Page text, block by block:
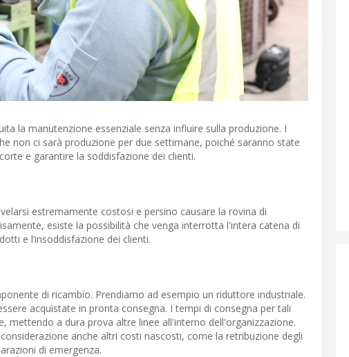
la manutenzione essenziale senza influire sulla produzione. I
non ci sarà produzione per due settimane, poiché saranno state
e garantire la soddisfazione dei clienti.
estremamente costosi e persino causare la rovina di
esiste la possibilità che venga interrotta l'intera catena di
e l’insoddisfazione dei clienti.
di ricambio. Prendiamo ad esempio un riduttore industriale.
acquistate in pronta consegna. I tempi di consegna per tali
mettendo a dura prova altre linee all'interno dell'organizzazione.
anche altri costi nascosti, come la retribuzione degli
di emergenza.